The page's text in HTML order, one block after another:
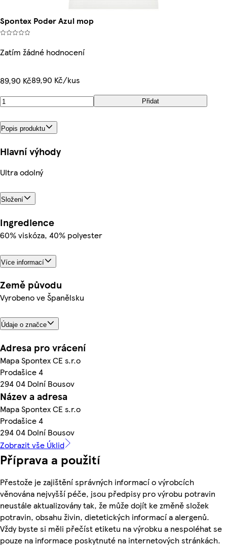
Spontex Poder Azul mop
Zatím žádné hodnocení
89,90 Kč89,90 Kč/kus
Přidat
Popis produktu
Hlavní výhody
Ultra odolný
Složení
Ingredience
60% viskóza, 40% polyester
Více informací
Země původu
Vyrobeno ve Španělsku
Údaje o značce
Adresa pro vrácení
Mapa Spontex CE s.r.o
Prodašice 4
294 04 Dolní Bousov
Název a adresa
Mapa Spontex CE s.r.o
Prodašice 4
294 04 Dolní Bousov
Zobrazit vše Úklid
Příprava a použití
Přestože je zajištění správných informací o výrobcích
věnována nejvyšší péče, jsou předpisy pro výrobu potravin
neustále aktualizovány tak, že může dojít ke změně složek
potravin, obsahu živin, dietetických informací a alergenů.
Vždy byste si měli přečíst etiketu na výrobku a nespoléhat se
pouze na informace poskytnuté na internetových stránkách.